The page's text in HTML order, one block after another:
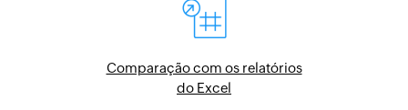
Comparação com os relatórios
do Excel